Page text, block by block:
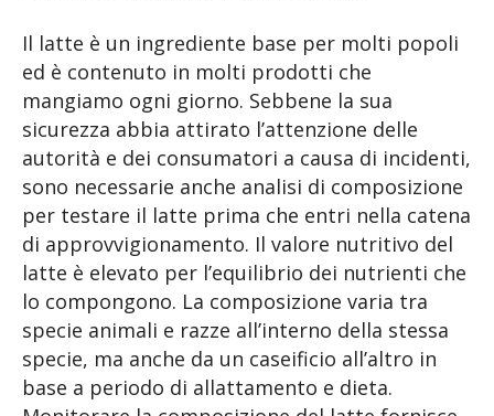
Il latte è un ingrediente base per molti popoli
ed è contenuto in molti prodotti che
mangiamo ogni giorno. Sebbene la sua
sicurezza abbia attirato l’attenzione delle
autorità e dei consumatori a causa di incidenti,
sono necessarie anche analisi di composizione
per testare il latte prima che entri nella catena
di approvvigionamento. Il valore nutritivo del
latte è elevato per l’equilibrio dei nutrienti che
lo compongono. La composizione varia tra
specie animali e razze all’interno della stessa
specie, ma anche da un caseificio all’altro in
base a periodo di allattamento e dieta.